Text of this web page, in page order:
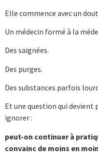
Elle commence avec un
Un médecin formé à la
Des saignées.
Des purges.
Des substances parfois
Et une question qui
ignorer :
peut-on continuer à
convainc de moins en